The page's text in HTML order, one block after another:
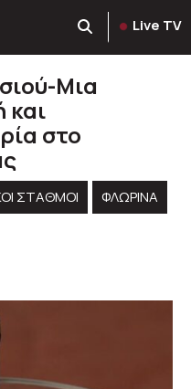
Live TV
Μια
και
στο
ΣΤΑΘΜΟΊ
ΦΛΩΡΙΝΑ